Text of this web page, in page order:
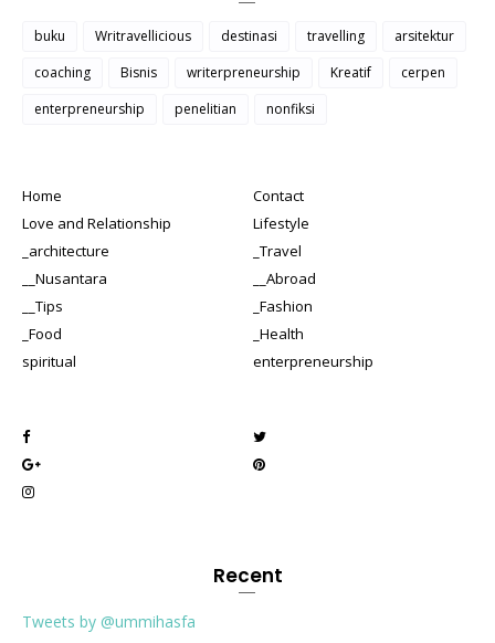
buku Writravellicious destinasi travelling
arsitektur
coaching
Bisnis writerpreneurship Kreatif
cerpen
enterpreneurship
penelitian nonfiksi
Home
Contact
Love and Relationship
Lifestyle
_architecture
_Travel
__Nusantara
__Abroad
__Tips
_Fashion
_Food
_Health
spiritual
enterpreneurship
Recent
Tweets by @ummihasfa